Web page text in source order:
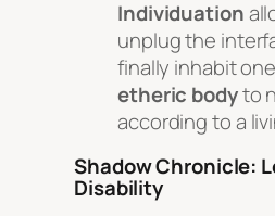
Individuation
unplug the
finally inhabit
etheric bodyto
according to a
Shadow Chronicle:
Disability